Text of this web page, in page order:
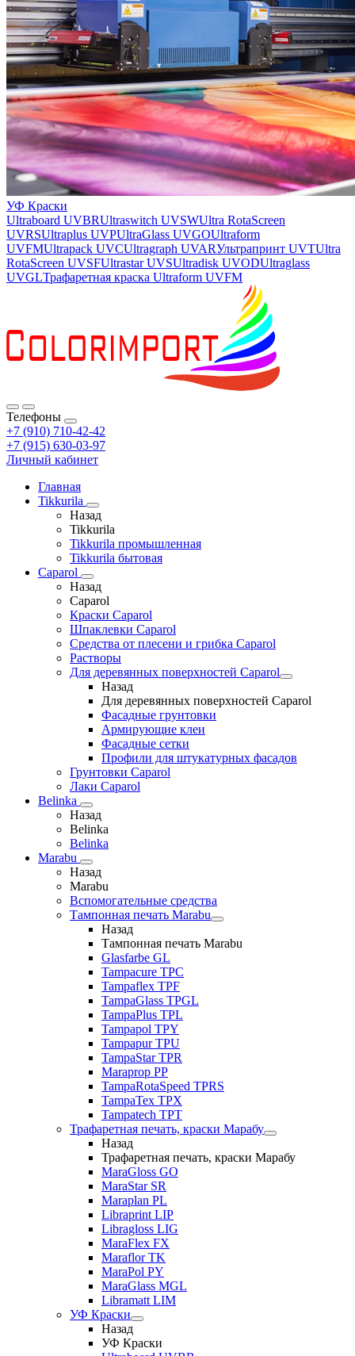
УФ Краски
Ultraboard UVBRUltraswitch UVSWUltra RotaScreen
UVRSUltraplus UVPUltraGlass UVGOUltraform
UVFMUltrapack UVCUltragraph UVARУльтрапринт UVTUltra
RotaScreen UVSFUltrastar UVSUltradisk UVODUltraglass
UVGLТрафаретная краска Ultraform UVFM
Телефоны
+7 (910) 710-42-42
+7 (915) 630-03-97
Личный кабинет
Главная
Tikkurila
Назад
Tikkurila
Tikkurila промышленная
Tikkurila бытовая
Caparol
Назад
Caparol
Краски Caparol
Шпаклевки Caparol
Средства от плесени и грибка Caparol
Растворы
Для деревянных поверхностей Caparol
Назад
Для деревянных поверхностей Caparol
Фасадные грунтовки
Армирующие клеи
Фасадные сетки
Профили для штукатурных фасадов
Грунтовки Caparol
Лаки Caparol
Belinka
Назад
Belinka
Belinka
Marabu
Назад
Marabu
Вспомогательные средства
Тампонная печать Marabu
Назад
Тампонная печать Marabu
Glasfarbe GL
Tampacure TPC
Tampaflex TPF
TampaGlass TPGL
TampaPlus TPL
Tampapol TPY
Tampapur TPU
TampaStar TPR
Maraprop PP
TampaRotaSpeed TPRS
TampaTex TPX
Tampatech TPT
Трафаретная печать, краски Марабу
Назад
Трафаретная печать, краски Марабу
MaraGloss GO
MaraStar SR
Maraplan PL
Libraprint LIP
Libragloss LIG
MaraFlex FX
Maraflor TK
MaraPol PY
MaraGlass MGL
Libramatt LIM
УФ Краски
Назад
УФ Краски